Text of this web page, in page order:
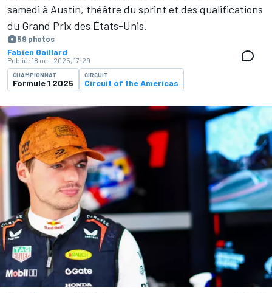
samedi à Austin, théâtre du sprint et des qualifications
du Grand Prix des États-Unis.
59 photos
Fabien Gaillard
Publié: 18 oct. 2025, 17:29
CHAMPIONNAT
Formule 1 2025
CIRCUIT
Circuit of the Americas